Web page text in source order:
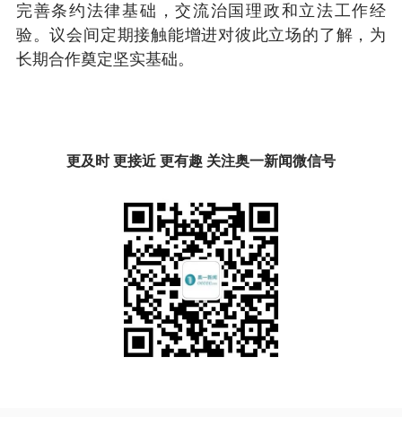
完善条约法律基础，交流治国理政和立法工作经
验。议会间定期接触能增进对彼此立场的了解，为
长期合作奠定坚实基础。
更及时 更接近 更有趣 关注奥一新闻微信号